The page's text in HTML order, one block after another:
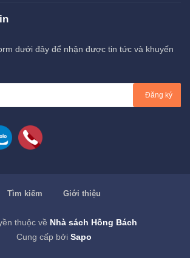
dưới đây để nhận được tin tức và khuyến
Đăng ký
Tìm kiếm Giới thiệu
thuộc về Nhà sách Hồng Bách
Cung cấp bởi Sapo